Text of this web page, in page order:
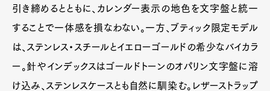
引き締めるとともに、カレンダー表示の地色を文字盤と統一
することで一体感を損なわない。一方、ブティック限定モデル
は、ステンレス・スチールとイエローゴールドの希少なバイカラ
ー。針やインデックスはゴールドトーンのオパリン文字盤に溶
け込み、ステンレスケースとも自然に馴染む。レザーストラップ